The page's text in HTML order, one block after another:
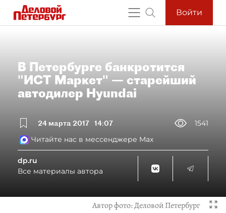
Войти
В Петербурге банкротится
"ИСТ Маркет" — старейший
автодилер Hyundai
24 марта 2017 14:07
1541
Читайте нас в мессенджере Max
dp.ru
Все материалы автора
Автор фото:Деловой Петербург